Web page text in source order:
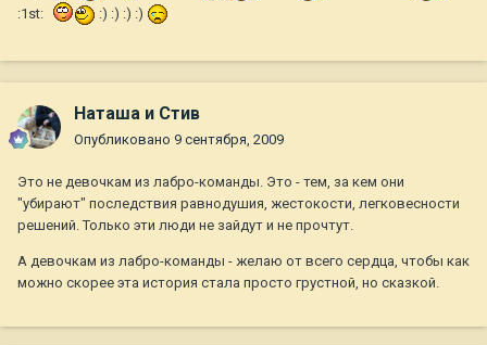
:1st:
:) :) :) :)
Наташа и Стив
Опубликовано 9 сентября, 2009
Это не девочкам из лабро-команды. Это - тем, за кем они
"убирают" последствия равнодушия, жестокости, легковесности
решений. Только эти люди не зайдут и не прочтут.
А девочкам из лабро-команды - желаю от всего сердца, чтобы как
можно скорее эта история стала просто грустной, но сказкой.